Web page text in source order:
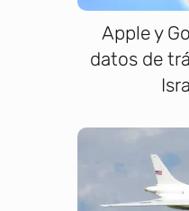
Apple y
datos de